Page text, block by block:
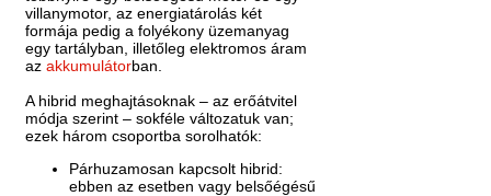
villanymotor, az energiatárolás két
formája pedig a folyékony üzemanyag
egy tartályban, illetőleg elektromos áram
az akkumulátorban.
A hibrid meghajtásoknak – az erőátvitel
módja szerint – sokféle változatuk van;
ezek három csoportba sorolhatók:
Párhuzamosan kapcsolt hibrid:
ebben az esetben vagy belsőégésű